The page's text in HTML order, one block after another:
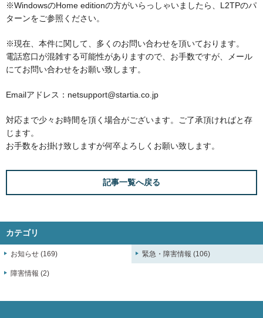
※WindowsのHome editionの方がいらっしゃいましたら、L2TPのパ
ターンをご参照ください。
※現在、本件に関して、多くのお問い合わせを頂いております。
電話窓口が混雑する可能性がありますので、お手数ですが、メール
にてお問い合わせをお願い致します。
Emailアドレス：netsupport@startia.co.jp
対応まで少々お時間を頂く場合がございます。ご了承頂ければと存
じます。
お手数をお掛け致しますが何卒よろしくお願い致します。
記事一覧へ戻る
カテゴリ
お知らせ (169) 緊急・障害情報 (106)
障害情報 (2)